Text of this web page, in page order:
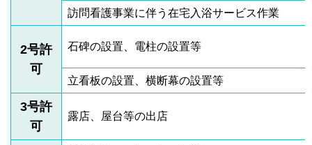
訪問看護事業に伴う在宅入浴サービス作業
2号許
可
石碑の設置、電柱の設置等
立看板の設置、横断幕の設置等
3号許
可
露店、屋台等の出店